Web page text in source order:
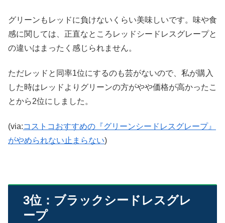
グリーンもレッドに負けないくらい美味しいです。味や食
感に関しては、正直なところレッドシードレスグレープと
の違いはまったく感じられません。
ただレッドと同率1位にするのも芸がないので、私が購入
した時はレッドよりグリーンの方がやや価格が高かったこ
とから2位にしました。
(via:コストコおすすめの『グリーンシードレスグレープ』
がやめられない止まらない)
3位：ブラックシードレスグレ
ープ